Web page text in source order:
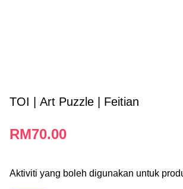
TOI | Art Puzzle | Feitian
RM70.00
Aktiviti yang boleh digunakan untuk